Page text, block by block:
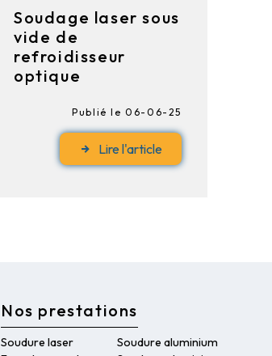
Soudage laser sous
vide de
refroidisseur
optique
Publié le 06-06-25
Lire l'article
Nos prestations
Soudure laser
Soudure aluminium